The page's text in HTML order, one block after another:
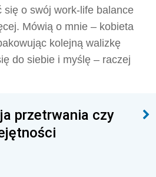
się o swój work-life balance
Mówią o mnie – kobieta
kolejną walizkę
do siebie i myślę – raczej
przetrwania czy